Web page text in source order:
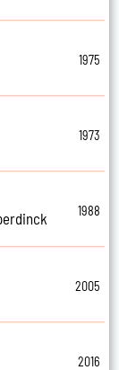
1975
1973
1988
2005
2016